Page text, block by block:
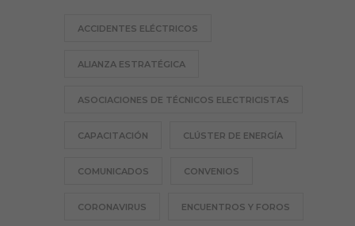
ACCIDENTES ELÉCTRICOS
ALIANZA ESTRATÉGICA
ASOCIACIONES DE TÉCNICOS ELECTRICISTAS
CAPACITACIÓN CLÚSTER DE ENERGÍA
COMUNICADOS CONVENIOS
CORONAVIRUS ENCUENTROS Y FOROS